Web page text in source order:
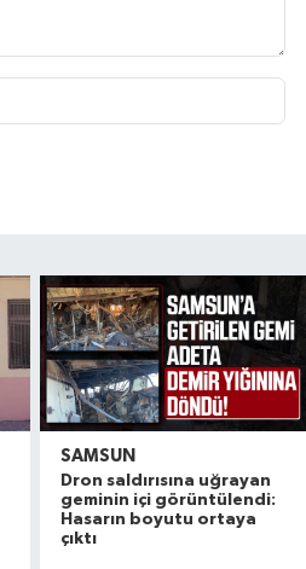
SAMSUN
Dron saldırısına uğrayan
geminin içi görüntülendi:
Hasarın boyutu ortaya
çıktı